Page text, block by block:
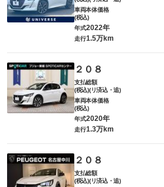
車両本体価格
(税込)
年式2022年
走行1.5万km
２０８
支払総額
(税込)(リ済込・追)
車両本体価格
(税込)
年式2020年
走行1.3万km
２０８
支払総額
(税込)(リ済込・追)